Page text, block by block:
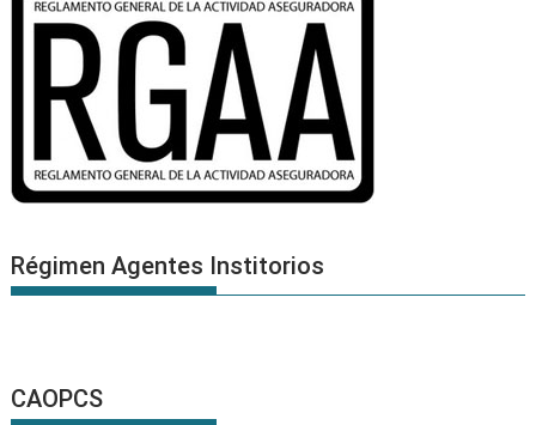
Régimen Agentes Institorios
CAOPCS